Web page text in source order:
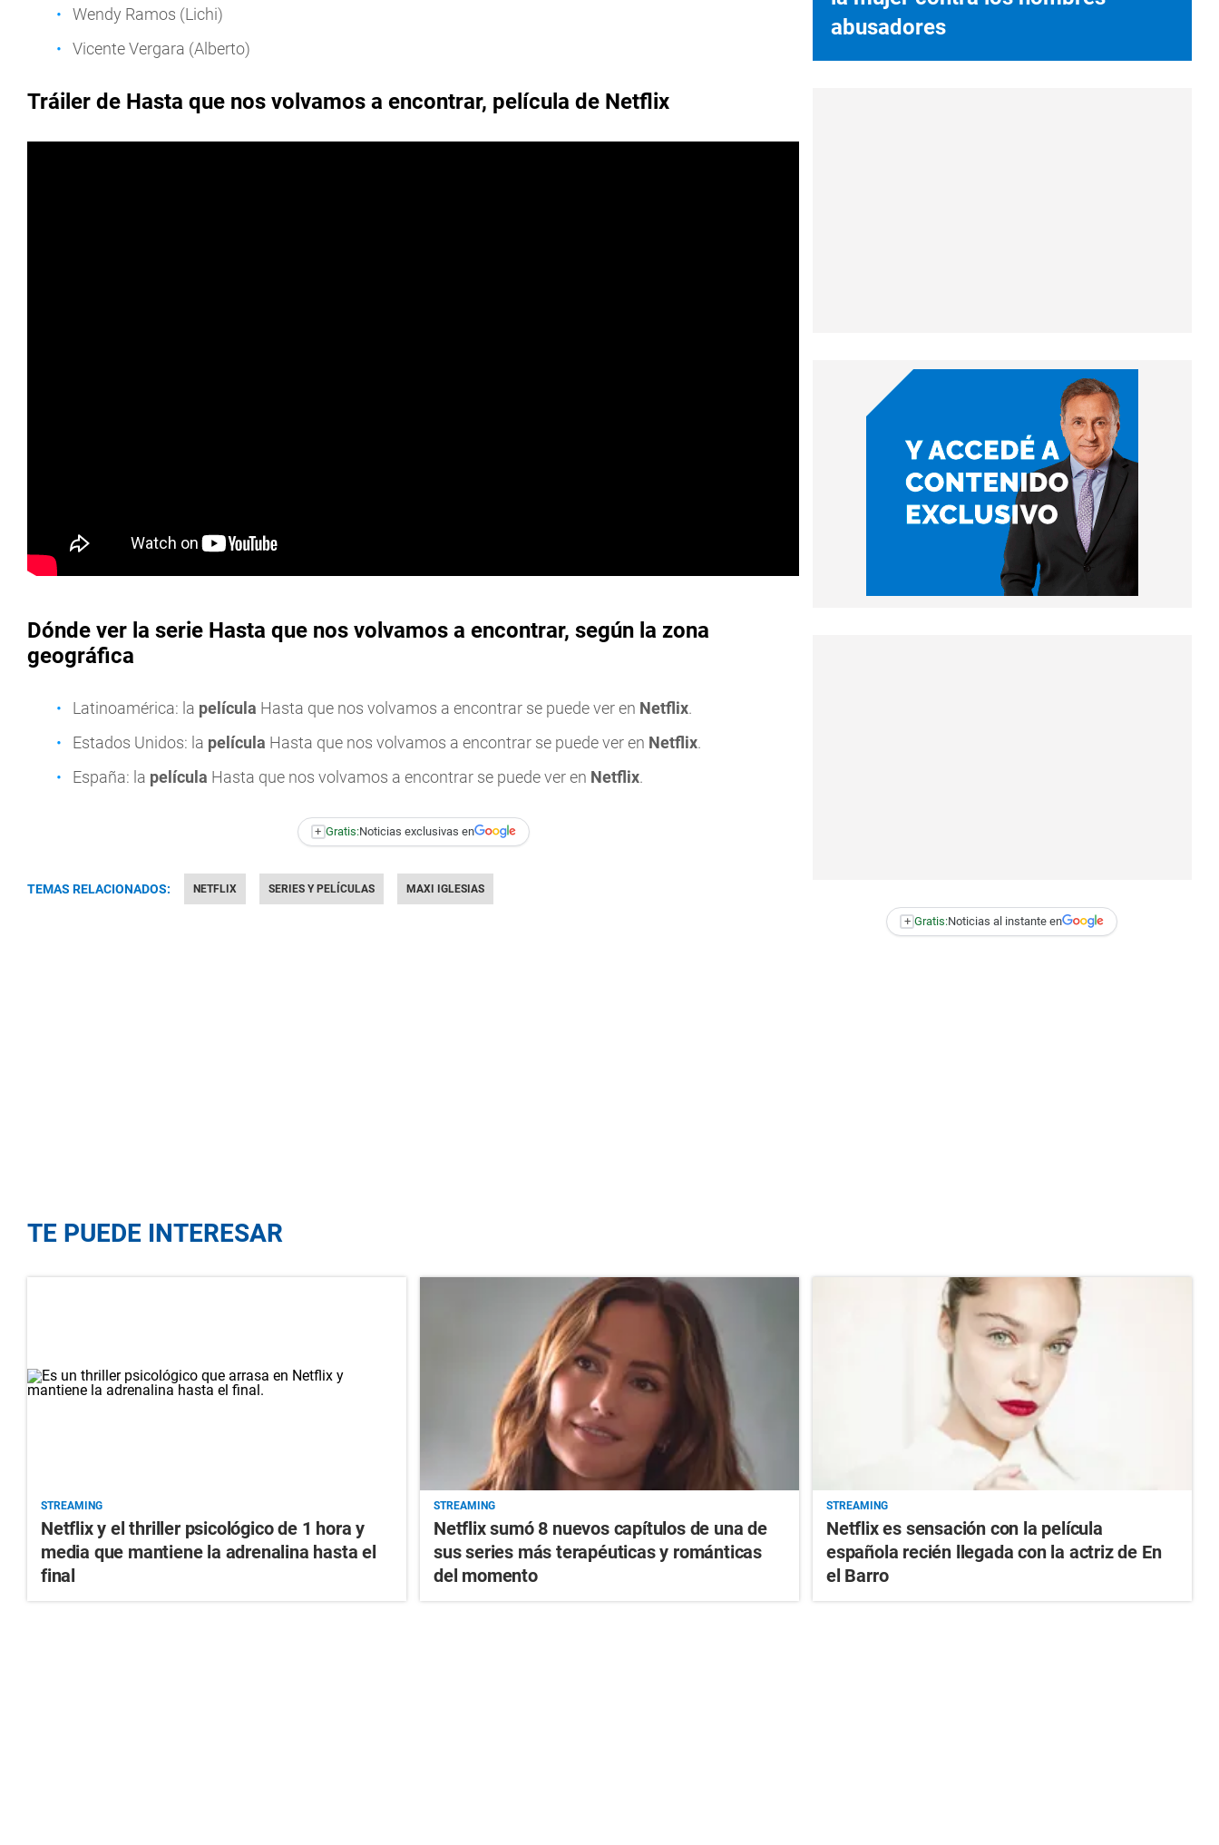
Wendy Ramos (Lichi)
Vicente Vergara (Alberto)
Tráiler de Hasta que nos volvamos a encontrar, película de Netflix
Dónde ver la serie Hasta que nos volvamos a encontrar, según la zona
geográfica
Latinoamérica: la película Hasta que nos volvamos a encontrar se puede ver en Netflix.
Estados Unidos: la película Hasta que nos volvamos a encontrar se puede ver en Netflix.
España: la película Hasta que nos volvamos a encontrar se puede ver en Netflix.
+ Gratis:Noticias exclusivas en
TEMAS RELACIONADOS: NETFLIX SERIES Y PELÍCULAS MAXI IGLESIAS
abusadores
+ Gratis:Noticias al instante en
TE PUEDE INTERESAR
STREAMING
Netflix y el thriller psicológico de 1 hora y
media que mantiene la adrenalina hasta el
final
STREAMING
Netflix sumó 8 nuevos capítulos de una de
sus series más terapéuticas y románticas
del momento
STREAMING
Netflix es sensación con la película
española recién llegada con la actriz de En
el Barro